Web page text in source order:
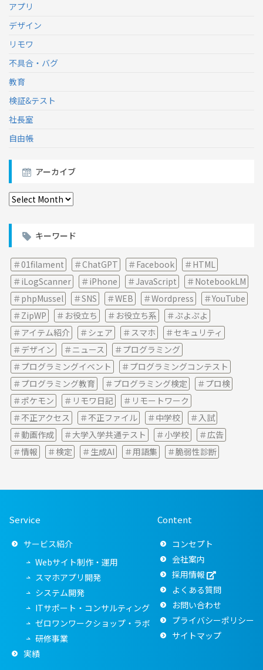
アプリ
デザイン
リモワ
不具合・バグ
教育
検証&テスト
社長室
自由帳
アーカイブ
ア
ー
カ
ブ
キーワード
01filament ChatGPT Facebook
HTML
iLogScanner
iPhone JavaScript
NotebookLM
phpMussel
SNS WEB Wordpress
YouTube
ZipWP
お役立ち お役立ち系
ぷよぷよ
アイテム紹介
シェア スマホ
セキュリティ
デザイン
ニュース
プログラミング
プログラミングイベント
プログラミングコンテスト
プログラミング教育
プログラミング検定
プロ検
ポケモン
リモワ日記
リモートワーク
不正アクセス
不正ファイル 中学校
入試
動画作成
大学入学共通テスト 小学校
広告
情報
検定 生成AI 用語集 脆弱性診断
Service
サービス紹介
Webサイト制作・運用
スマホアプリ開発
システム開発
ITサポート・コンサルティング
ゼロワンワークショップ・ラボ
研修事業
実績
Content
コンセプト
会社案内
採用情報
よくある質問
お問い合わせ
プライバシーポリシー
サイトマップ